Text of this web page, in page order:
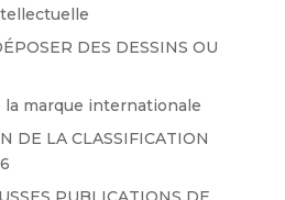
DES DESSINS OU
la marque internationale
DE LA CLASSIFICATION